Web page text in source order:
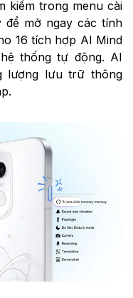
kiếm trong menu cài
mở ngay các tính
16 tích hợp AI Mind
thống tự động. AI
lượng lưu trữ thông